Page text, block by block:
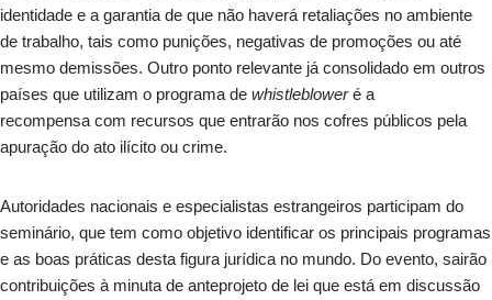
identidade e a garantia de que não haverá retaliações no ambiente
de trabalho, tais como punições, negativas de promoções ou até
mesmo demissões. Outro ponto relevante já consolidado em outros
países que utilizam o programa de whistlebloweré a
recompensa com recursos que entrarão nos cofres públicos pela
apuração do ato ilícito ou crime.
Autoridades nacionais e especialistas estrangeiros participam do
seminário, que tem como objetivo identificar os principais programas
e as boas práticas desta figura jurídica no mundo. Do evento, sairão
contribuições à minuta de anteprojeto de lei que está em discussão